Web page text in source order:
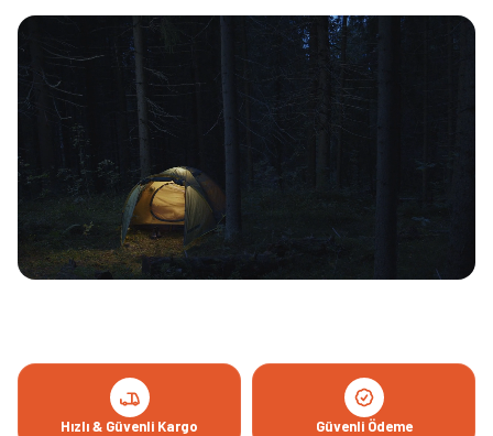
Hızlı & Güvenli Kargo Güvenli Ödeme